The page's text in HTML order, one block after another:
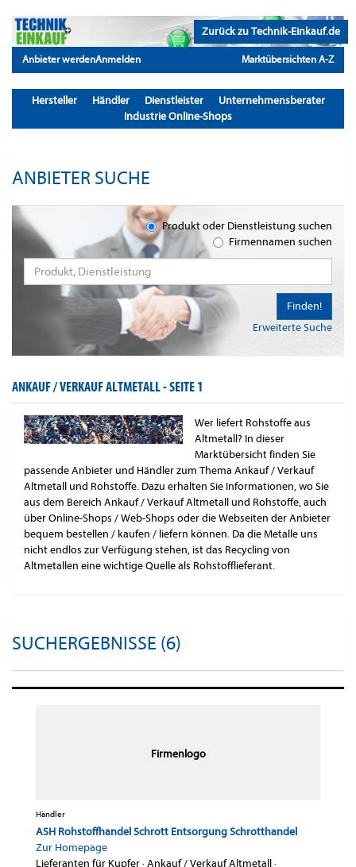
Zurück zu Technik-Einkauf.de
Anbieter werdenAnmelden Marktübersichten A-Z
Hersteller Händler Dienstleister
Unternehmensberater
Industrie Online-Shops
ANBIETER SUCHE
Produkt oder Dienstleistung suchen
Firmennamen suchen
Erweiterte Suche
Finden!
ANKAUF / VERKAUF ALTMETALL -SEITE 1
Wer liefert Rohstoffe aus
Altmetall? In dieser
Marktübersicht finden Sie
passende Anbieter und Händler zum Thema Ankauf / Verkauf
Altmetall und Rohstoffe. Dazu erhalten Sie Informationen, wo Sie
aus dem Bereich Ankauf / Verkauf Altmetall und Rohstoffe, auch
über Online-Shops / Web-Shops oder die Webseiten der Anbieter
bequem bestellen / kaufen / liefern können. Da die Metalle uns
nicht endlos zur Verfügung stehen, ist das Recycling von
Altmetallen eine wichtige Quelle als Rohstofflieferant.
SUCHERGEBNISSE (6)
Firmenlogo
Händler
ASH Rohstoffhandel Schrott Entsorgung Schrotthandel
Zur Homepage
Lieferanten für Kupfer·Ankauf / Verkauf Altmetall·